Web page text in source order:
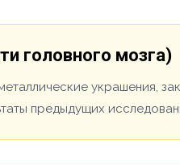
головного мозга)
украшения,
предыдущих